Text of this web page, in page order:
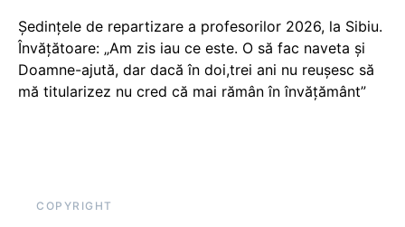
Ședințele de repartizare a profesorilor 2026, la Sibiu.
Învățătoare: „Am zis iau ce este. O să fac naveta și
Doamne-ajută, dar dacă în doi,trei ani nu reușesc să
mă titularizez nu cred că mai rămân în învățământ”
COPYRIGHT